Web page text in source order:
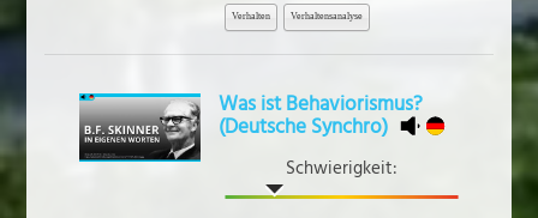
Verhalten Verhaltensanalyse
Was ist Behaviorismus?
(Deutsche Synchro)
Schwierigkeit: